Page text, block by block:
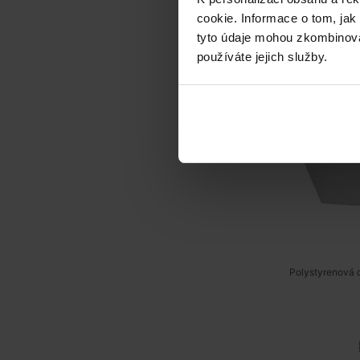
cookie. Informace o tom,
tyto údaje mohou
používáte jejich služby.
Cranpool
Polystyrenová